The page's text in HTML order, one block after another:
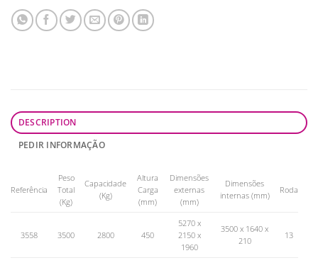
DESCRIPTION
PEDIR INFORMAÇÃO
Referência
Peso
Total
(Kg)
Capacidade
(Kg)
Altura
Carga
(mm)
Dimensões
externas
(mm)
Dimensões
internas (mm)
Roda
3558 3500 2800 450
5270 x
2150 x
1960
3500 x 1640 x
210
13